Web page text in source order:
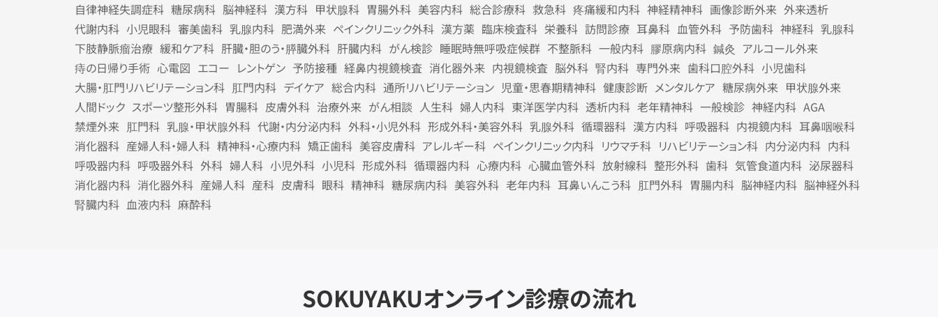
自律神経失調症科 糖尿病科 脳神経科 漢方科 甲状腺科 胃腸外科 美容内科 総合診療科 救急科 疼痛緩和内科 神経精神科 画像診断外来 外来透析
代謝内科 小児眼科 審美歯科 乳腺内科 肥満外来 ペインクリニック外科 漢方薬 臨床検査科 栄養科 訪問診療 耳鼻科 血管外科 予防歯科 神経科 乳腺科
下肢静脈瘤治療 緩和ケア科 肝臓・胆のう・膵臓外科 肝臓内科 がん検診 睡眠時無呼吸症候群 不整脈科 一般内科 膠原病内科 鍼灸 アルコール外来
痔の日帰り手術 心電図 エコー レントゲン 予防接種 経鼻内視鏡検査 消化器外来 内視鏡検査 脳外科 腎内科 専門外来 歯科口腔外科 小児歯科
大腸・肛門リハビリテーション科 肛門内科 デイケア 総合内科 通所リハビリテーション 児童・思春期精神科 健康診断 メンタルケア 糖尿病外来 甲状腺外来
人間ドック スポーツ整形外科 胃腸科 皮膚外科 治療外来 がん相談 人生科 婦人内科 東洋医学内科 透析内科 老年精神科 一般検診 神経内科 AGA
禁煙外来 肛門科 乳腺・甲状腺外科 代謝・内分泌内科 外科・小児外科 形成外科・美容外科 乳腺外科 循環器科 漢方内科 呼吸器科 内視鏡内科 耳鼻咽喉科
消化器科 産婦人科・婦人科 精神科・心療内科 矯正歯科 美容皮膚科 アレルギー科 ペインクリニック内科 リウマチ科 リハビリテーション科 内分泌内科 内科
呼吸器内科 呼吸器外科 外科 婦人科 小児外科 小児科 形成外科 循環器内科 心療内科 心臓血管外科 放射線科 整形外科 歯科 気管食道内科 泌尿器科
消化器内科 消化器外科 産婦人科 産科 皮膚科 眼科 精神科 糖尿病内科 美容外科 老年内科 耳鼻いんこう科 肛門外科 胃腸内科 脳神経内科 脳神経外科
腎臓内科 血液内科 麻酔科
SOKUYAKUオンライン診療の流れ